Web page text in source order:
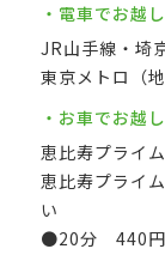
・電車でお越
JR山手線・埼
東京メトロ（
・お車でお越
恵比寿プライ
恵比寿プライ
い
●20分 440円